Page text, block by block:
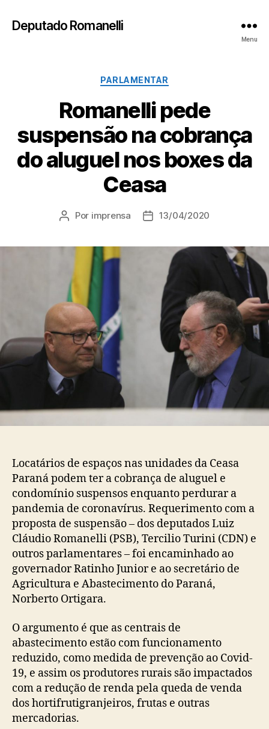
Deputado Romanelli
Menu
Categorias
PARLAMENTAR
Romanelli pede
suspensão na cobrança
do aluguel nos boxes da
Ceasa
Autor
Por imprensa
Data13/04/2020
Locatários de espaços nas unidades da Ceasa
Paraná podem ter a cobrança de aluguel e
condomínio suspensos enquanto perdurar a
pandemia de coronavírus. Requerimento com a
proposta de suspensão – dos deputados Luiz
Cláudio Romanelli (PSB), Tercilio Turini (CDN) e
outros parlamentares – foi encaminhado ao
governador Ratinho Junior e ao secretário de
Agricultura e Abastecimento do Paraná,
Norberto Ortigara.
O argumento é que as centrais de
abastecimento estão com funcionamento
reduzido, como medida de prevenção ao Covid-
19, e assim os produtores rurais são impactados
com a redução de renda pela queda de venda
dos hortifrutigranjeiros, frutas e outras
mercadorias.